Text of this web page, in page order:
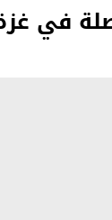
في